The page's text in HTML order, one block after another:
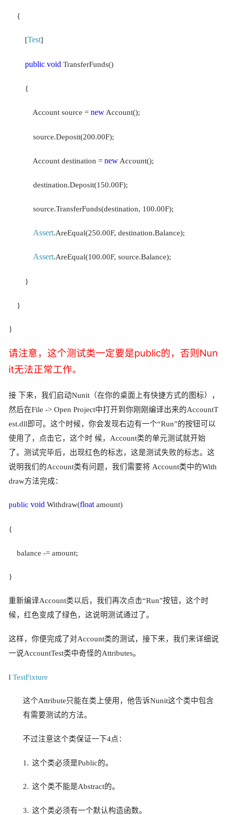
{
[Test]
public void TransferFunds()
{
Account source = new Account();
source.Deposit(200.00F);
Account destination = new Account();
destination.Deposit(150.00F);
source.TransferFunds(destination, 100.00F);
Assert.AreEqual(250.00F, destination.Balance);
Assert.AreEqual(100.00F, source.Balance);
}
}
}
请注意，这个测试类一定要是public的，否则Nun
it无法正常工作。
接 下来，我们启动Nunit（在你的桌面上有快捷方式的图标），
然后在File -> Open Project中打开到你刚刚编译出来的AccountT
est.dll即可。这个时候，你会发现右边有一个“Run”的按钮可以
使用了，点击它，这个时 候，Account类的单元测试就开始
了。测试完毕后，出现红色的标志，这是测试失败的标志。这
说明我们的Account类有问题，我们需要将 Account类中的With
draw方法完成：
public void Withdraw(floatamount)
{
balance -= amount;
}
重新编译Account类以后，我们再次点击“Run”按钮，这个时
候，红色变成了绿色，这说明测试通过了。
这样，你便完成了对Account类的测试，接下来，我们来详细说
一说AccountTest类中奇怪的Attributes。
l TestFixture
这个Attribute只能在类上使用，他告诉Nunit这个类中包含
有需要测试的方法。
不过注意这个类保证一下4点：
1. 这个类必须是Public的。
2. 这个类不能是Abstract的。
3. 这个类必须有一个默认构造函数。